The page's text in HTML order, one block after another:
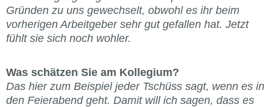
Gründen zu uns gewechselt, obwohl es ihr beim
vorherigen Arbeitgeber sehr gut gefallen hat. Jetzt
fühlt sie sich noch wohler.
Was schätzen Sie am Kollegium?
Das hier zum Beispiel jeder Tschüss sagt, wenn es in
den Feierabend geht. Damit will ich sagen, dass es